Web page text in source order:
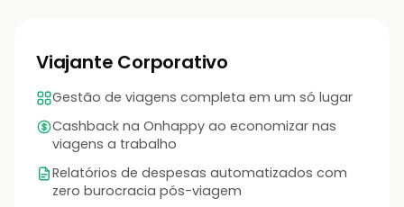
ABC-1D23
Viajante Corporativo
Gestão de viagens completa em um só lugar
Cashback na Onhappy ao economizar nas
viagens a trabalho
Relatórios de despesas automatizados com
zero burocracia pós-viagem